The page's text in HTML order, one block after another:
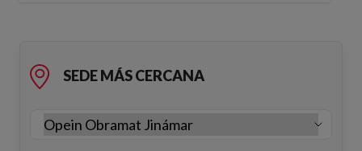
SEDE MÁS CERCANA